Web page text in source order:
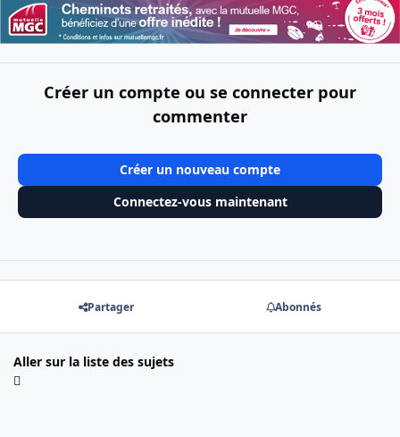
Créer un compte ou se connecter pour
commenter
Créer un nouveau compte
Connectez-vous maintenant
Partager Abonnés
Aller sur la liste des sujets